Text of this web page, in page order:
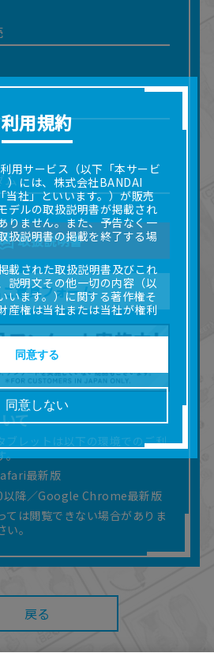
ム
取扱説明書
ご意見フォーム
て
ブレットは以下の環境でのご利
。
最新版
以降／Google Chrome最新版
ては閲覧できない場合がありま
。
戻る
利用規約
用サービス（以下「本サービ
）には、株式会社BANDAI
当社」といいます。）が販売
デルの取扱説明書が掲載され
りません。また、予告なく一
扱説明書の掲載を終了する場
載された取扱説明書及びこれ
説明文その他一切の内容（以
います。）に関する著作権そ
産権は当社または当社が権利
三者に帰属します。
内の意見投稿の目的での画像
す。）を超えて使用（複製、
、頒布、配信、販売、出版等
りません。）することは禁止
説明書は、お客様が購入され
たものと異なる場合がありま
などにより、取扱説明書の
更される場合があります。
の正確性確保に努めており
書の完全性を保証するもので
境によっては、本サービスを
い場合があります。
利用者に何らかの損害が生じ
は何らの責任を負いません。
利用したことによって、利用
同意しない
同意する